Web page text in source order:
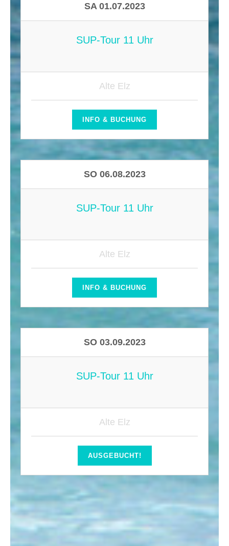
SA 01.07.2023
SUP-Tour 11 Uhr
Alte Elz
INFO & BUCHUNG
SO 06.08.2023
SUP-Tour 11 Uhr
Alte Elz
INFO & BUCHUNG
SO 03.09.2023
SUP-Tour 11 Uhr
Alte Elz
AUSGEBUCHT!